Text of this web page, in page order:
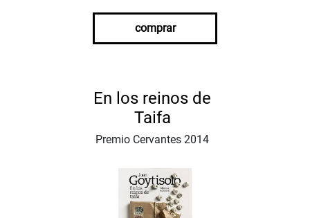
comprar
En los reinos de
Taifa
Premio Cervantes 2014